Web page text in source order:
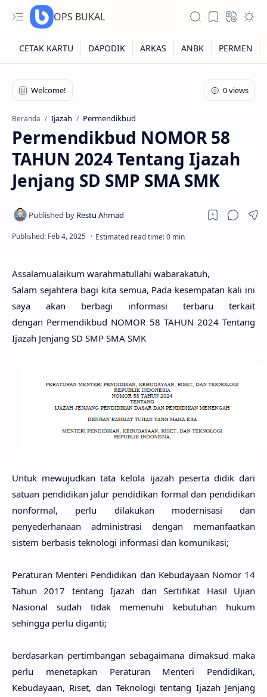
OPS BUKAL
Kartu NUPTK
Kartu NRG
Kartu NISN
Kartu NISN Foto
Kartu NISN Massal
Beranda Ijazah Permendikbud
Permendikbud NOMOR 58
TAHUN 2024 Tentang Ijazah
Jenjang SD SMP SMA SMK
Assalamualaikum warahmatullahi wabarakatuh,
Salam sejahtera bagi kita semua, Pada kesempatan kali ini
saya akan berbagi informasi terbaru terkait
dengan Permendikbud NOMOR 58 TAHUN 2024 Tentang
Ijazah Jenjang SD SMP SMA SMK
Untuk mewujudkan tata kelola ijazah peserta didik dari
satuan pendidikan jalur pendidikan formal dan pendidikan
nonformal, perlu dilakukan modernisasi dan
penyederhanaan administrasi dengan memanfaatkan
sistem berbasis teknologi informasi dan komunikasi;
Peraturan Menteri Pendidikan dan Kebudayaan Nomor 14
Tahun 2017 tentang Ijazah dan Sertifikat Hasil Ujian
Nasional sudah tidak memenuhi kebutuhan hukum
sehingga perlu diganti;
berdasarkan pertimbangan sebagaimana dimaksud maka
perlu menetapkan Peraturan Menteri Pendidikan,
Kebudayaan, Riset, dan Teknologi tentang Ijazah Jenjang